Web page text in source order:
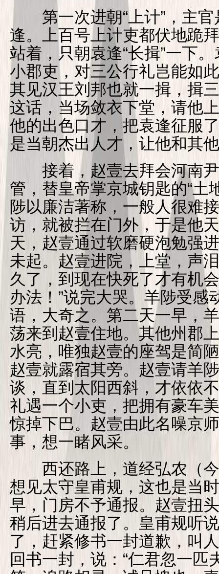
第一次进朝“上计”，主官
逢。上百号上计吏都伏地跪
站着，只朝袁逢“长揖”一下
小郡吏，对三公行礼岂能如
其见汉王刘邦也就一揖，揖
这话，当场敛衣下堂，请他
他的出色口才，把袁逢征服
是当朝杰出人才，让他和其
接着，赵壹去拜会河南尹
管，替皇帝掌京城钥匙的“土
陟以廉洁著称，一般人很难
访，就被拦在门外，于是他
天，赵壹通过软磨硬泡勉强
未起。赵壹进院，上堂，声
久了，到现在快死了才有机
办法！”说完大哭。羊陟受感
语，大奇之。第二天一早，
荡来到赵壹住地。其他州郡
水亮，唯独赵壹的座驾是简
赵壹就露宿其旁。赵壹请羊
谈，直到太阳西斜，才依依
礼遇一个小吏，把拥有豪车
惊掉下巴。赵壹由此名噪京
事，想一睹风采。
西还路上，道经弘农（今
想见太守皇甫规，这也是当
早，门房不予通报。赵壹扭
稍后进去通报了。皇甫规听
了，赶紧修书一封道歉，叫
回书一封，说：“仁君忽一